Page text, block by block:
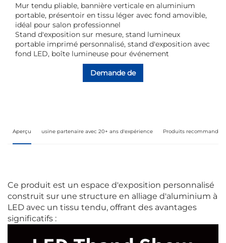
Mur tendu pliable, bannière verticale en aluminium
portable, présentoir en tissu léger avec fond amovible,
idéal pour salon professionnel
Stand d'exposition sur mesure, stand lumineux
portable imprimé personnalisé, stand d'exposition avec
fond LED, boîte lumineuse pour événement
Demande de
Aperçu usine partenaire avec 20+ ans d'expérience Produits recommandés
Ce produit est un espace d'exposition personnalisé
construit sur une structure en alliage d'aluminium à
LED avec un tissu tendu, offrant des avantages
significatifs :